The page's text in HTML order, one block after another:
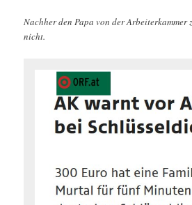
Nachher den Papa von der Arbeiterkammer
nicht.